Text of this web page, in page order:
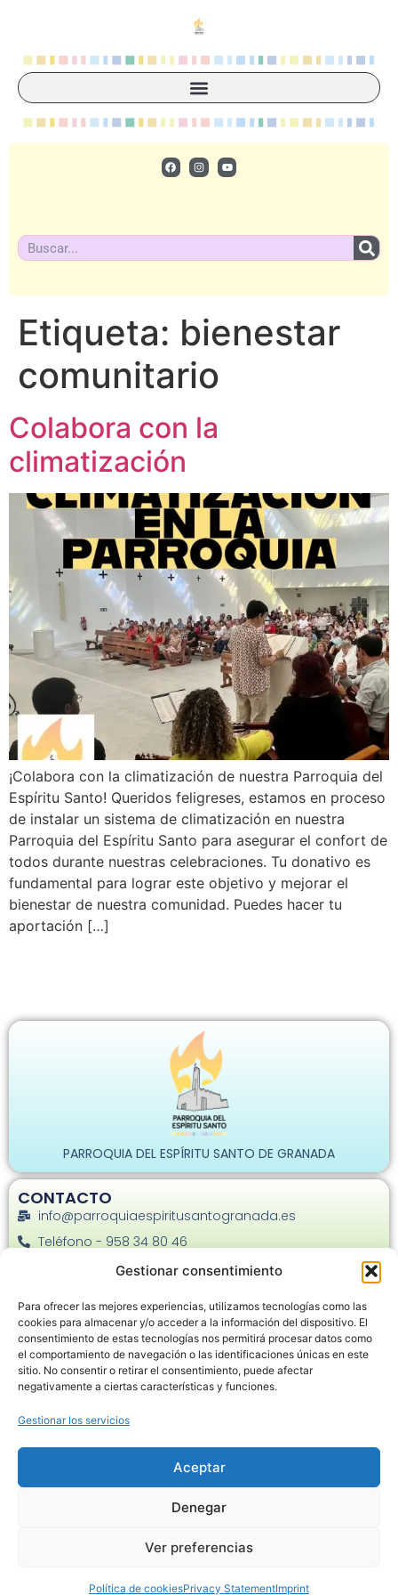
Gestionar consentimiento
Para ofrecer las mejores experiencias, utilizamos tecnologías como las
cookies para almacenar y/o acceder a la información del dispositivo. El
consentimiento de estas tecnologías nos permitirá procesar datos como
el comportamiento de navegación o las identificaciones únicas en este
sitio. No consentir o retirar el consentimiento, puede afectar
negativamente a ciertas características y funciones.
Gestionar los servicios
Aceptar
Denegar
Ver preferencias
Política de cookiesPrivacy StatementImprint
Etiqueta: bienestar
comunitario
Colabora con la
climatización
¡Colabora con la climatización de nuestra Parroquia del
Espíritu Santo! Queridos feligreses, estamos en proceso
de instalar un sistema de climatización en nuestra
Parroquia del Espíritu Santo para asegurar el confort de
todos durante nuestras celebraciones. Tu donativo es
fundamental para lograr este objetivo y mejorar el
bienestar de nuestra comunidad. Puedes hacer tu
aportación […]
PARROQUIA DEL ESPÍRITU SANTO DE GRANADA
CONTACTO
info@parroquiaespiritusantogranada.es
Teléfono - 958 34 80 46
C. Joaquina Eguaras, 22 - 18013
Política de cookies
Estoy de acuerdo